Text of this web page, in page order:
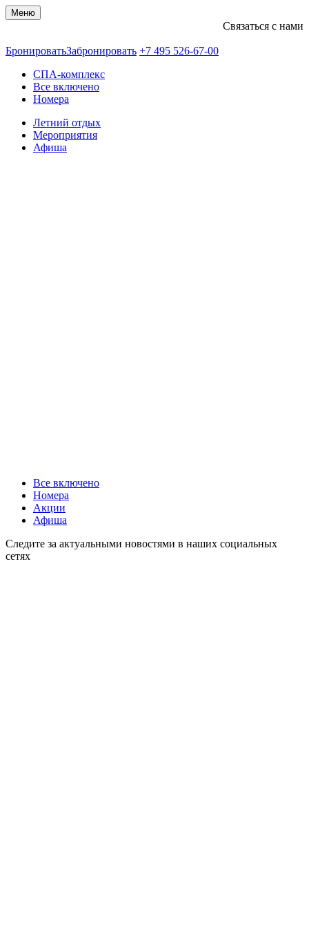
Меню
Связаться с нами
БронироватьЗабронировать +7 495 526-67-00
СПА-комплекс
Все включено
Номера
Летний отдых
Мероприятия
Афиша
Все включено
Номера
Акции
Афиша
Следите за актуальными новостями в наших социальных
сетях